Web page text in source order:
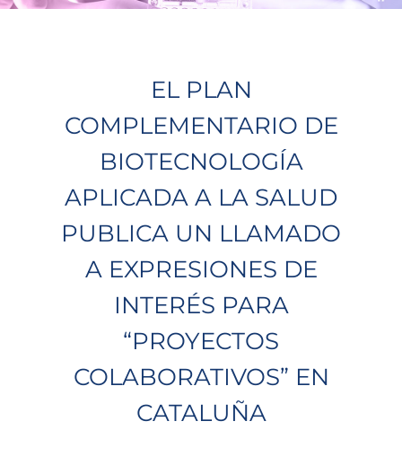
EL PLAN
COMPLEMENTARIO DE
BIOTECNOLOGÍA
APLICADA A LA SALUD
PUBLICA UN LLAMADO
A EXPRESIONES DE
INTERÉS PARA
“PROYECTOS
COLABORATIVOS” EN
CATALUÑA